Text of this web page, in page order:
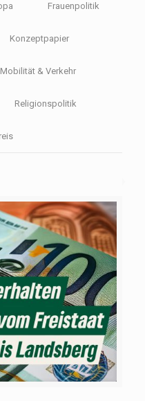
Frauenpolitik
Konzeptpapier
Mobilität & Verkehr
Religionspolitik